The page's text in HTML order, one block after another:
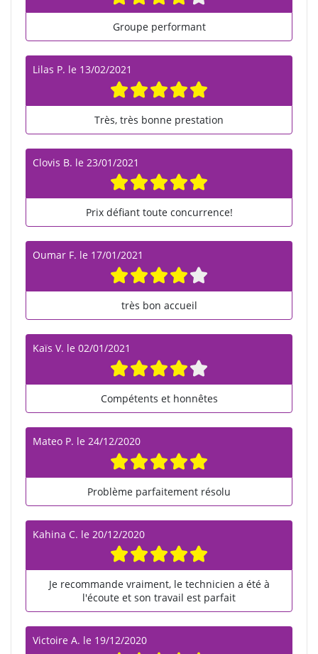
Groupe performant
Lilas P. le 13/02/2021
Très, très bonne prestation
Clovis B. le 23/01/2021
Prix défiant toute concurrence!
Oumar F. le 17/01/2021
très bon accueil
Kaïs V. le 02/01/2021
Compétents et honnêtes
Mateo P. le 24/12/2020
Problème parfaitement résolu
Kahina C. le 20/12/2020
Je recommande vraiment, le technicien a été à
l'écoute et son travail est parfait
Victoire A. le 19/12/2020